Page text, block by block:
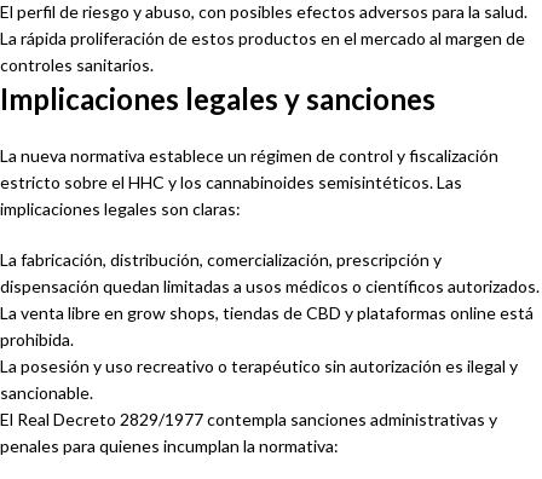
El perfil de riesgo y abuso, con posibles efectos adversos para la salud.
La rápida proliferación de estos productos en el mercado al margen de
controles sanitarios.
Implicaciones legales y sanciones
La nueva normativa establece un régimen de control y fiscalización
estricto sobre el HHC y los cannabinoides semisintéticos. Las
implicaciones legales son claras:
La fabricación, distribución, comercialización, prescripción y
dispensación quedan limitadas a usos médicos o científicos autorizados.
La venta libre en grow shops, tiendas de CBD y plataformas online está
prohibida.
La posesión y uso recreativo o terapéutico sin autorización es ilegal y
sancionable.
El Real Decreto 2829/1977 contempla sanciones administrativas y
penales para quienes incumplan la normativa: